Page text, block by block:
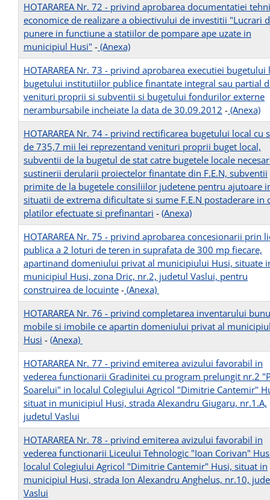
HOTARAREA Nr. 72 - privind aprobarea documentatiei
economice de realizare a obiectivului de investitii "Lucrari
punere in functiune a statiilor de pompare ape uzate in
municipiul Husi" - (Anexa)
HOTARAREA Nr. 73 - privind aprobarea executiei bugetului
bugetului institutiilor publice finantate integral sau partial
venituri proprii si subventii si bugetului fondurilor externe
nerambursabile incheiate la data de 30.09.2012 - (Anexa)
HOTARAREA Nr. 74 - privind rectificarea bugetului local cu
de 735,7 mii lei reprezentand venituri proprii buget local,
subventii de la bugetul de stat catre bugetele locale
sustinerii derularii proiectelor finantate din F.E.N, subventii
primite de la bugetele consiliilor judetene pentru ajutoare
situatii de extrema dificultate si sume F.E.N postaderare in
platilor efectuate si prefinantari - (Anexa)
HOTARAREA Nr. 75 - privind aprobarea concesionarii prin
publica a 2 loturi de teren in suprafata de 300 mp fiecare,
apartinand domeniului privat al municipiului Husi, situate
municipiul Husi, zona Dric, nr.2, judetul Vaslui, pentru
construirea de locuinte - (Anexa)
HOTARAREA Nr. 76 - privind completarea inventarului
mobile si imobile ce apartin domeniului privat al
Husi - (Anexa)
HOTARAREA Nr. 77 - privind emiterea avizului favorabil in
vederea functionarii Gradinitei cu program prelungit nr.2
Soarelui" in localul Colegiului Agricol "Dimitrie Cantemir"
situat in municipiul Husi, strada Alexandru Giugaru, nr.1.A,
judetul Vaslui
HOTARAREA Nr. 78 - privind emiterea avizului favorabil in
vederea functionarii Liceului Tehnologic "Ioan Corivan"
localul Colegiului Agricol "Dimitrie Cantemir" Husi, situat in
municipiul Husi, strada Ion Alexandru Anghelus, nr.10,
Vaslui